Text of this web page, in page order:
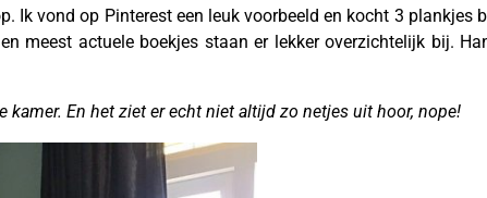
Ik vond op Pinterest een leuk voorbeeld en kocht 3 plankjes
meest actuele boekjes staan er lekker overzichtelijk bij.
En het ziet er echt niet altijd zo netjes uit hoor, nope!